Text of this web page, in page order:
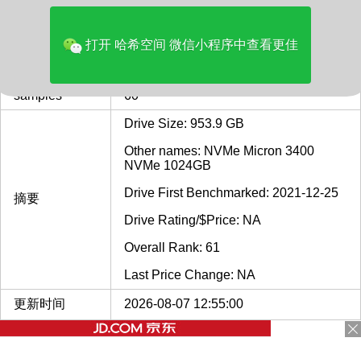
32KQD20
IOPS 4KQD1 98 MB/s
samples 60
摘要
Drive Size: 953.9 GB
Other names: NVMe Micron 3400
NVMe 1024GB
Drive First Benchmarked: 2021-12-25
Drive Rating/$Price: NA
Overall Rank: 61
Last Price Change: NA
更新时间 2026-08-07 12:55:00
打开 哈希空间 微信小程序中查看更佳